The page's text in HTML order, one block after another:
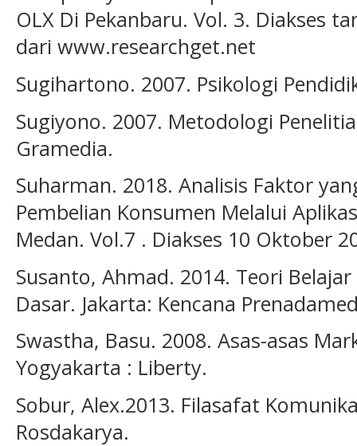
OLX Di Pekanbaru. Vol. 3. Diakses
dari www.researchget.net
Sugihartono. 2007. Psikologi
Sugiyono. 2007. Metodologi
Gramedia.
Suharman. 2018. Analisis Faktor
Pembelian Konsumen Melalui
Medan. Vol.7 . Diakses 10 Oktober
Susanto, Ahmad. 2014. Teori
Dasar. Jakarta: Kencana
Swastha, Basu. 2008. Asas-asas
Yogyakarta : Liberty.
Sobur, Alex.2013. Filasafat
Rosdakarya.